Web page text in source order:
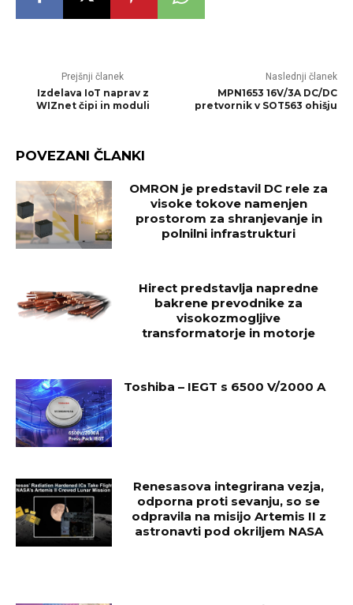
Prejšnji članek
Izdelava IoT naprav z
WIZnet čipi in moduli
Naslednji članek
MPN1653 16V/3A DC/DC
pretvornik v SOT563 ohišju
POVEZANI ČLANKI
OMRON je predstavil DC rele za
visoke tokove namenjen
prostorom za shranjevanje in
polnilni infrastrukturi
Hirect predstavlja napredne
bakrene prevodnike za
visokozmogljive
transformatorje in motorje
Toshiba – IEGT s 6500 V/2000 A
Renesasova integrirana vezja,
odporna proti sevanju, so se
odpravila na misijo Artemis II z
astronavti pod okriljem NASA